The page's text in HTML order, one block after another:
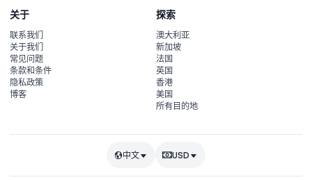
关于
联系我们
关于我们
常见问题
条款和条件
隐私政策
博客
探索
澳大利亚
新加坡
法国
英国
香港
美国
所有目的地
中文 USD